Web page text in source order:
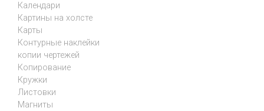
Календари
Картины на холсте
Карты
Контурные наклейки
копии чертежей
Копирование
Кружки
Листовки
Магниты